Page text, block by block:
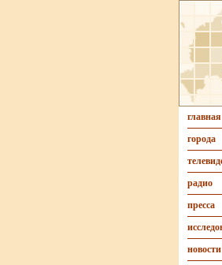
главная
города
радио
пресса